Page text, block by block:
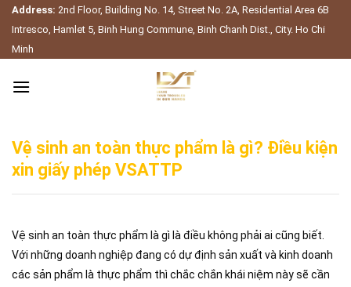
Skip
to
content
Address: 2nd Floor, Building No. 14, Street No. 2A, Residential Area 6B
Intresco, Hamlet 5, Binh Hung Commune, Binh Chanh Dist., City. Ho Chi
Minh
Vệ sinh an toàn thực phẩm là gì? Điều kiện
xin giấy phép VSATTP
Vệ sinh an toàn thực phẩm là gì là điều không phải ai cũng biết.
Với những doanh nghiệp đang có dự định sản xuất và kinh doanh
các sản phẩm là thực phẩm thì chắc chắn khái niệm này sẽ cần